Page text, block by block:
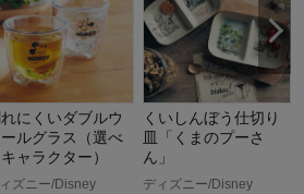
にくいダブルウ
ールグラス（選べ
ャラクター）
ズニー/Disney
くいしんぼう仕切り
皿「くまのプーさ
ん」
ディズニー/Disney